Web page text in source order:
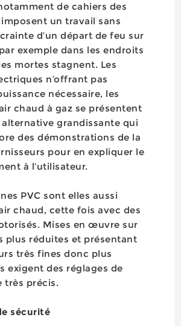
de cahiers des
un travail sans
d’un départ de feu sur
exemple dans les endroits
mortes stagnent. Les
n’offrant pas
nécessaire, les
chaud à gaz se présentent
grandissante qui
des démonstrations de la
pour en expliquer le
à l’utilisateur.
PVC sont elles aussi
chaud, cette fois avec des
Mises en œuvre sur
plus réduites et présentant
très fines donc plus
exigent des réglages de
très précis.
sécurité